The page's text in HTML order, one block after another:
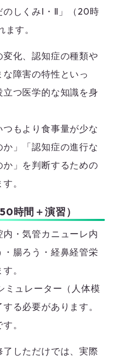
しくみⅠ・Ⅱ」（20時
す。
化、認知症の種類や
障害の特性といっ
つ医学的な知識を身
もより食事量が少な
」「認知症の進行な
」を判断するための
。
時間＋演習）
・気管カニューレ内
腸ろう・経鼻経管栄
。
ミュレーター（人体模
る必要があります。
。
しただけでは、実際